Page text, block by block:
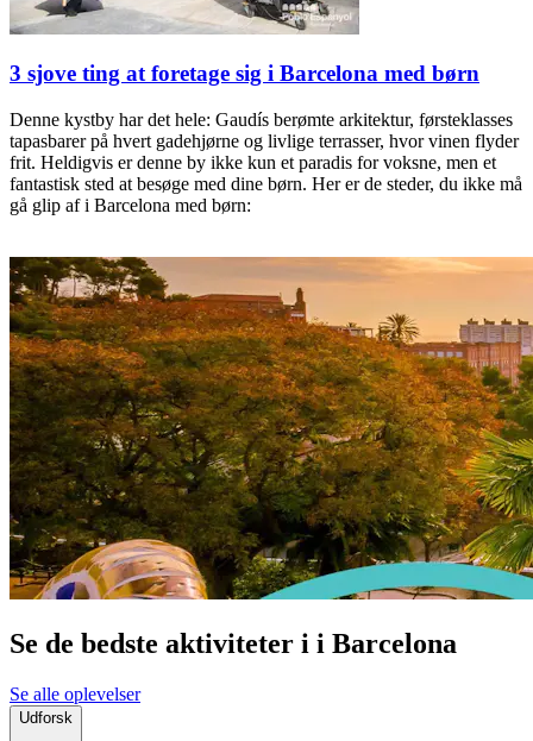
3 sjove ting at foretage sig i Barcelona med børn
Denne kystby har det hele: Gaudís berømte arkitektur, førsteklasses
tapasbarer på hvert gadehjørne og livlige terrasser, hvor vinen flyder
frit. Heldigvis er denne by ikke kun et paradis for voksne, men et
fantastisk sted at besøge med dine børn. Her er de steder, du ikke må
gå glip af i Barcelona med børn:
Se de bedste aktiviteter i i Barcelona
Se alle oplevelser
Udforsk